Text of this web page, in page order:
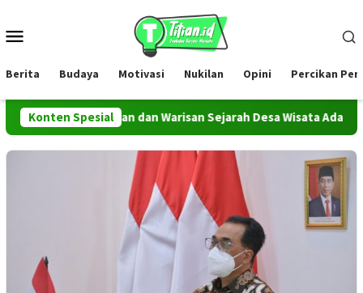
konten
Berita Budaya Motivasi Nukilan Opini Percikan
Konten Spesial
Ikon Kesenian dan Warisan Sejarah Desa Wisata Adat Arjasa